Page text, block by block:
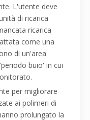
L'utente deve
di ricarica
ricarica
come una
di un'area
buio' in cui
per migliorare
ai polimeri di
prolungato la